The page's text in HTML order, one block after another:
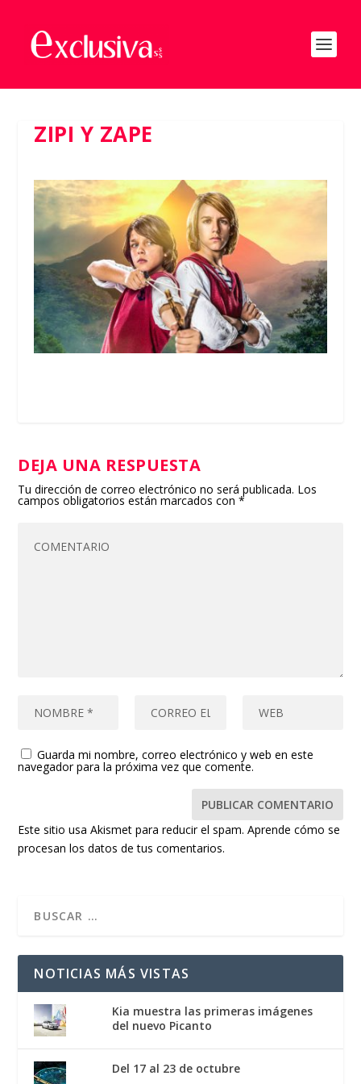
ZIPI Y ZAPE
DEJA UNA RESPUESTA
Tu dirección de correo electrónico no será publicada. Los
campos obligatorios están marcados con*
Guarda mi nombre, correo electrónico y web en este
navegador para la próxima vez que comente.
Este sitio usa Akismet para reducir el spam.Aprende cómo se
procesan los datos de tus comentarios.
NOTICIAS MÁS VISTAS
Kia muestra las primeras imágenes
del nuevo Picanto
Del 17 al 23 de octubre